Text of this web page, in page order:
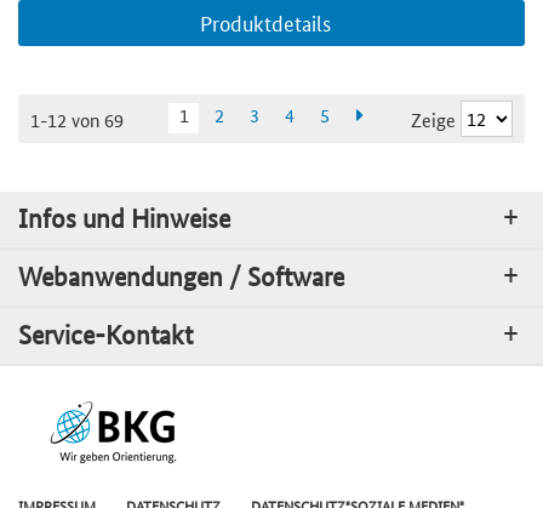
Produktdetails
1-12 von 69 Zeige
1 2 3 4 5
Infos und Hinweise
Webanwendungen / Software
Service-Kontakt